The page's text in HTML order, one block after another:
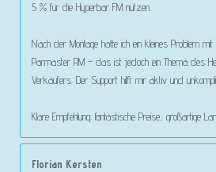
5 % für die Hyperbar FM nutzen.
Nach der Montage hatte ich ein kleines Problem
Parmaster RM – das ist jedoch ein Thema des
Verkäufers. Der Support hilft mir aktiv und
Klare Empfehlung: fantastische Preise, großartige
Florian Kersten